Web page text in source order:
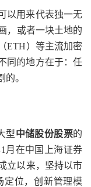
以用来代表独一无
，或者一块土地的
ETH）等主流加密
同的地方在于：任
。
型中储股份股票的
1月在中国上海证券
立以来，坚持以市
定位，创新管理模